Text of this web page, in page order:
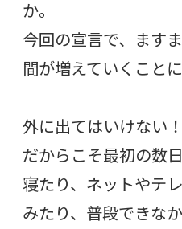
か。
今回の宣言で、ます
間が増えていくこと
外に出てはいけない！
だからこそ最初の数
寝たり、ネットやテ
みたり、普段できな